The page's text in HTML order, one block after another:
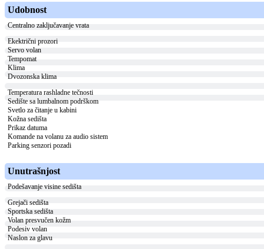
Udobnost
Centralno zaključavanje vrata
Ekektrični prozori
Servo volan
Tempomat
Klima
Dvozonska klima
Temperatura rashladne tečnosti
Sedište sa lumbalnom podrškom
Svetlo za čitanje u kabini
Kožna sedišta
Prikaz datuma
Komande na volanu za audio sistem
Parking senzori pozadi
Unutrašnjost
Podešavanje visine sedišta
Grejači sedišta
Sportska sedišta
Volan presvučen kožm
Podesiv volan
Naslon za glavu